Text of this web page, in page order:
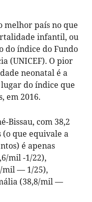
melhor país no que
infantil, ou
do índice do Fundo
(UNICEF). O pior
neonatal é a
lugar do índice que
em 2016.
Bissau, com 38,2
que equivale a
é apenas
mil -1/22),
mil — 1/25),
(38,8/mil —